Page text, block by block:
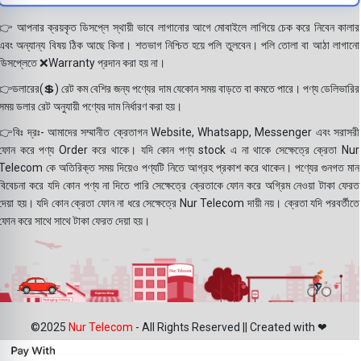
আপনার ক্রয়কৃত ডিসপ্লে স্থায়ী ভাবে লাগানোর আগে মোবাইলে লাগিয়ে চেক করে নিবেন কালার
অন্যান্য বিষয় ঠিক আছে কিনা। শতভাগ নিশ্চিত হয়ে পলি তুলবেন। পলি তোলা বা আঠা লাগানো
❌Warranty প্রদান করা হয় না।
রেট কম বেশির জন্য পণ্যের দাম যেকোন সময় বাড়তে বা কমতে পারে। পণ্য ডেলিভারির
ডলার রেট অনুযায়ী পণ্যের দাম নির্ধারণ করা হয়।
দ্রঃ- আমাদের সম্মানীত ক্রেতাগন Website, Whatsapp, Messenger এবং সরাসরী
করে পণ্য Order করে থাকে। যদি কোন পণ্য stock এ না থাকে সেক্ষেত্রে ক্রেতা Nur
কে অতিরিক্ত সময় দিয়েও পণ্যটি নিতে আগ্রহ প্রকাশ করে থাকেন। পণ্যের গুনগত মান
করে যদি কোন পণ্য না দিতে পারি সেক্ষেত্রে ক্রেতাকে ফোন করে অগ্রিম নেওয়া টাকা ফেরত
হয়। যদি কোন ক্রেতা ফোন না ধরে সেক্ষেত্রে Nur Telecom দায়ী নয়। ক্রেতা যদি পরবর্তীতে
করে সাথে সাথে টাকা ফেরত দেয়া হয়।
©2025 Nur Telecom - All Rights Reserved || Created with ❤